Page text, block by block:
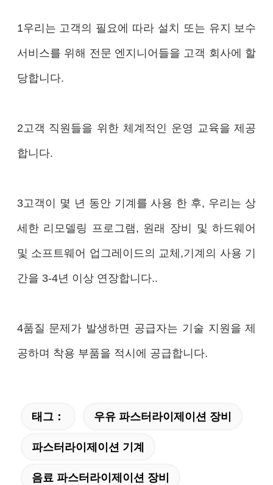
1우리는 고객의 필요에 따라 설치 또는 유지 보수
서비스를 위해 전문 엔지니어들을 고객 회사에 할
당합니다.
2고객 직원들을 위한 체계적인 운영 교육을 제공
합니다.
3고객이 몇 년 동안 기계를 사용 한 후, 우리는 상
세한 리모델링 프로그램, 원래 장비 및 하드웨어
및 소프트웨어 업그레이드의 교체,기계의 사용 기
간을 3-4년 이상 연장합니다..
4품질 문제가 발생하면 공급자는 기술 지원을 제
공하며 착용 부품을 적시에 공급합니다.
태그： 우유 파스터라이제이션 장비
파스터라이제이션 기계
음료 파스터라이제이션 장비